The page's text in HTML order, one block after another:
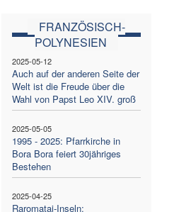
FRANZÖSISCH-
POLYNESIEN
2025-05-12
Auch auf der anderen Seite der
Welt ist die Freude über die
Wahl von Papst Leo XIV. groß
2025-05-05
1995 - 2025: Pfarrkirche in
Bora Bora feiert 30jähriges
Bestehen
2025-04-25
Raromatai-Inseln: